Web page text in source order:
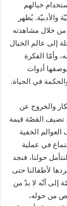
خيالهم
والأدبيّة. يُظهر
من خلال مشاهدته
إلى عالم الخيال
وأمّا الفكرة
أدوات
في الحياة.
والخروج عن
تضيف القصّة قيمة
الخفية
في عملية
حولنا، فنجد
لأطفالنا حتى
إلى أنّه لا بدّ من
من حوله،